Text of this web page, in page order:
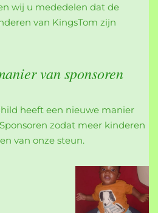
wij u mededelen dat de
van KingsTom zijn
van sponsoren
heeft een nieuwe manier
zodat meer kinderen
van onze steun.